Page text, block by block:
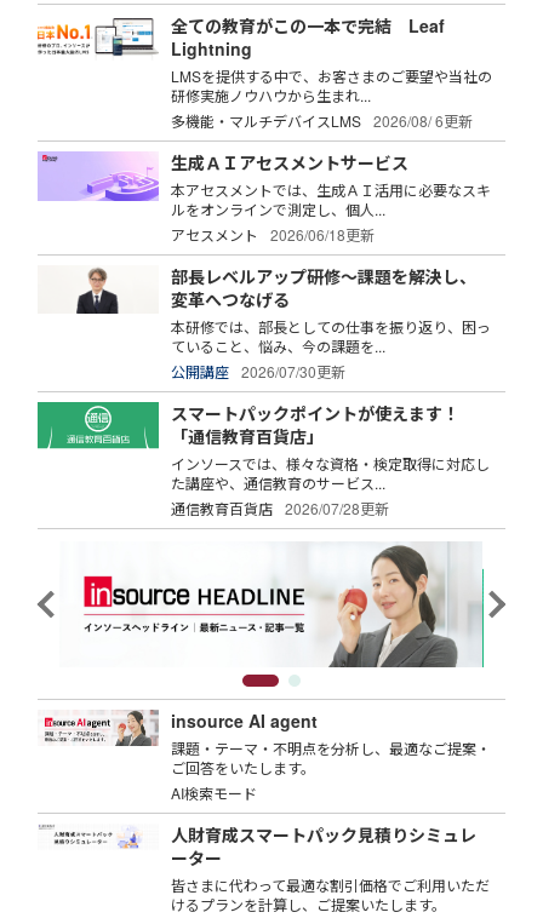
全ての教育がこの一本で完結 Leaf
Lightning
LMSを提供する中で、お客さまのご要望や当社の
研修実施ノウハウから生まれ...
多機能・マルチデバイスLMS
2026/08/ 6更新
生成ＡＩアセスメントサービス
本アセスメントでは、生成ＡＩ活用に必要なスキ
ルをオンラインで測定し、個人...
アセスメント
2026/06/18更新
部長レベルアップ研修～課題を解決し、
変革へつなげる
本研修では、部長としての仕事を振り返り、困っ
ていること、悩み、今の課題を...
公開講座
2026/07/30更新
スマートパックポイントが使えます！
「通信教育百貨店」
インソースでは、様々な資格・検定取得に対応し
た講座や、通信教育のサービス...
通信教育百貨店
2026/07/28更新
insource AI agent
課題・テーマ・不明点を分析し、最適なご提案・
ご回答をいたします。
AI検索モード
人財育成スマートパック見積りシミュレ
ーター
皆さまに代わって最適な割引価格でご利用いただ
けるプランを計算し、ご提案いたします。